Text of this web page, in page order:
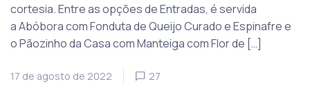
cortesia. Entre as opções de Entradas, é servida
a Abóbora com Fonduta de Queijo Curado e Espinafre e
o Pãozinho da Casa com Manteiga com Flor de […]
17 de agosto de 2022 27